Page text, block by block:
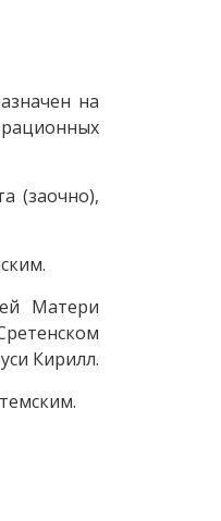
на
(заочно),
Матери
Кирилл.